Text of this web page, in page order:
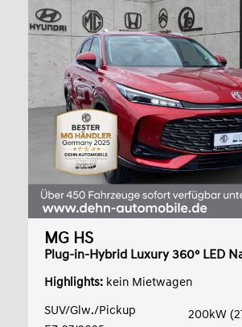
MG HS
Plug-in-Hybrid Luxury 360° LED
Highlights: kein Mietwagen
SUV/Glw./Pickup
200kW